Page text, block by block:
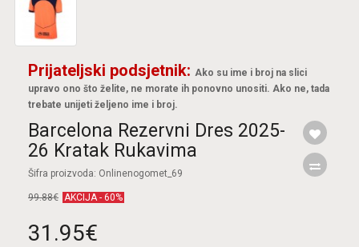
Prijateljski podsjetnik: Ako su ime i broj na slici
upravo ono što želite, ne morate ih ponovno unositi. Ako ne, tada
trebate unijeti željeno ime i broj.
Barcelona Rezervni Dres 2025-
26 Kratak Rukavima
Šifra proizvoda: Onlinenogomet_69
99.88€ AKCIJA - 60%
31.95€